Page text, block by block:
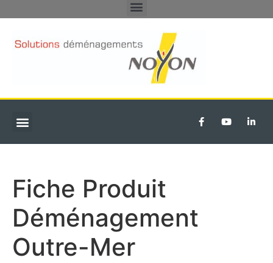
Fiche Produit
Déménagement
Outre-Mer